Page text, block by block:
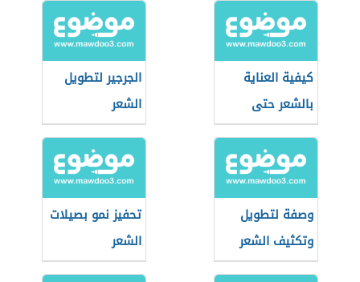
كيفية العناية
بالشعر حتى
يطول
الجرجير لتطويل
الشعر
وصفة لتطويل
وتكثيف الشعر
تحفيز نمو بصيلات
الشعر